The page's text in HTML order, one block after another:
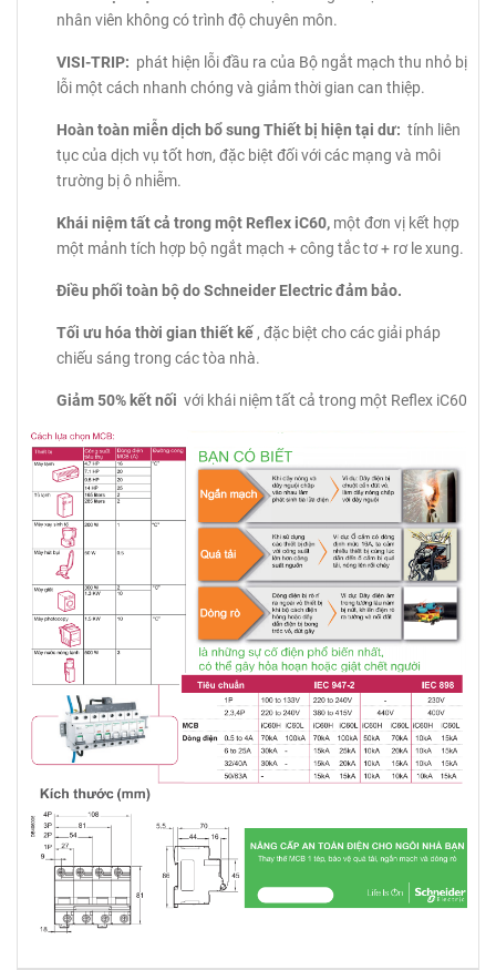
nhân viên không có trình độ chuyên môn.
VISI-TRIP: phát hiện lỗi đầu ra của Bộ ngắt mạch thu nhỏ bị
lỗi một cách nhanh chóng và giảm thời gian can thiệp.
Hoàn toàn miễn dịch bổ sung Thiết bị hiện tại dư: tính liên
tục của dịch vụ tốt hơn, đặc biệt đối với các mạng và môi
trường bị ô nhiễm.
Khái niệm tất cả trong một Reflex iC60, một đơn vị kết hợp
một mảnh tích hợp bộ ngắt mạch + công tắc tơ + rơ le xung.
Điều phối toàn bộ do Schneider Electric đảm bảo.
Tối ưu hóa thời gian thiết kế , đặc biệt cho các giải pháp
chiếu sáng trong các tòa nhà.
Giảm 50% kết nối với khái niệm tất cả trong một Reflex iC60